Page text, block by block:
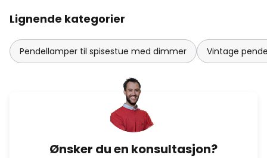
Lignende kategorier
Pendellamper til spisestue med dimmer Vintage
Ønsker du en konsultasjon?